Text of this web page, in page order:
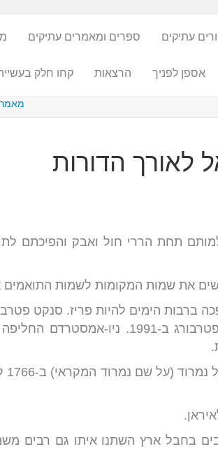
עתיקים ספרים ומאמרים עתיקים
אספן לפניך הרצאות קחו חלק
לאורך הדורות
תחת הררי חול ואבק והפיכתם
את שמות המקומות לשמות
ברבות הימים להיות פריז. סנקט
ב-1914, ל- לנינגרד ב-1925 וחזרה להיקרא סנקט
בחבל ארץ השתנו איתו גם רבים